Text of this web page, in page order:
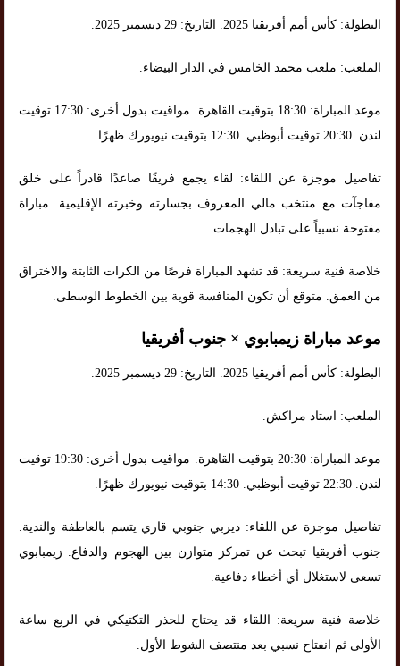
البطولة: كأس أمم أفريقيا 2025. التاريخ: 29 ديسمبر 2025.
الملعب: ملعب محمد الخامس في الدار البيضاء.
موعد المباراة: 18:30 بتوقيت القاهرة. مواقيت بدول أخرى: 17:30 توقيت
لندن. 20:30 توقيت أبوظبي. 12:30 بتوقيت نيويورك ظهرًا.
تفاصيل موجزة عن اللقاء: لقاء يجمع فريقًا صاعدًا قادراً على خلق
مفاجآت مع منتخب مالي المعروف بجسارته وخبرته الإقليمية. مباراة
مفتوحة نسبياً على تبادل الهجمات.
خلاصة فنية سريعة: قد تشهد المباراة فرصًا من الكرات الثابتة والاختراق
من العمق. متوقع أن تكون المنافسة قوية بين الخطوط الوسطى.
موعد مباراة زيمبابوي × جنوب أفريقيا
البطولة: كأس أمم أفريقيا 2025. التاريخ: 29 ديسمبر 2025.
الملعب: استاد مراكش.
موعد المباراة: 20:30 بتوقيت القاهرة. مواقيت بدول أخرى: 19:30 توقيت
لندن. 22:30 توقيت أبوظبي. 14:30 بتوقيت نيويورك ظهرًا.
تفاصيل موجزة عن اللقاء: ديربي جنوبي قاري يتسم بالعاطفة والندية.
جنوب أفريقيا تبحث عن تمركز متوازن بين الهجوم والدفاع. زيمبابوي
تسعى لاستغلال أي أخطاء دفاعية.
خلاصة فنية سريعة: اللقاء قد يحتاج للحذر التكتيكي في الربع ساعة
الأولى ثم انفتاح نسبي بعد منتصف الشوط الأول.